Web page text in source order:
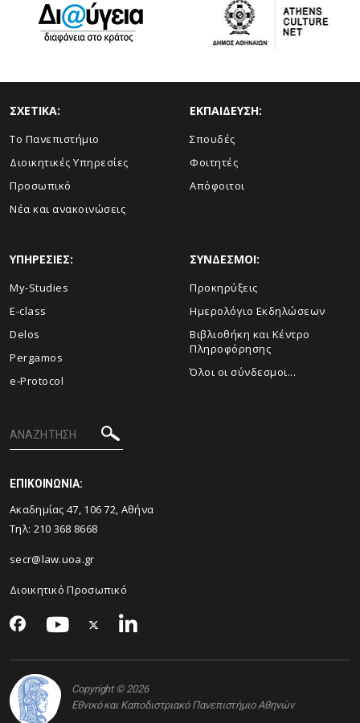
ΣΧΕΤΙΚΑ:
Το Πανεπιστήμιο
Διοικητικές Υπηρεσίες
Προσωπικό
Νέα και ανακοινώσεις
ΕΚΠΑΙΔΕΥΣΗ:
Σπουδές
Φοιτητές
Απόφοιτοι
ΥΠΗΡΕΣΙΕΣ:
My-Studies
E-class
Delos
Pergamos
e-Protocol
ΣΥΝΔΕΣΜΟΙ:
Προκηρύξεις
Ημερολόγιο Εκδηλώσεων
Βιβλιοθήκη και Κέντρο
Πληροφόρησης
Όλοι οι σύνδεσμοι...
ΕΠΙΚΟΙΝΩΝΙΑ:
Ακαδημίας 47, 106 72, Αθήνα
Τηλ: 210 368 8668
secr@law.uoa.gr
Διοικητικό Προσωπικό
Copyright © 2026
Εθνικό και Καποδιστριακό Πανεπιστήμιο Αθηνών